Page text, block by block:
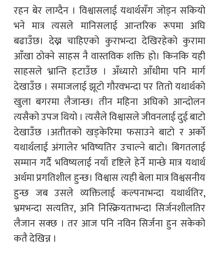
रहन बेर लाग्दैन । विश्वासलाई यथार्थसँग जोड्न सकियो
भने मात्र त्यसले मानिसलाई आन्तरिक रूपमा अघि
बढाउँछ। देख्न चाहिएको कुराभन्दा देखिरहेको कुरामा
आँखा ठोक्ने साहस नै वास्तविक शक्ति हो। किनकि यही
साहसले भ्रान्ति हटाउँछ । अँध्यारो आँधीमा पनि मार्ग
देखाउँछ । समाजलाई झूटो गौरवभन्दा पर तितो यथार्थको
खुला बगरमा लैजान्छ। तीन महिना अघिको आन्दोलन
त्यसैको उपज थियो । त्यसैले विश्वासले जीवनलाई दुई बाटो
देखाउँछ ।अतीतको खड्केरिमा फसाउने बाटो र अर्को
यथार्थलाई अंगालेर भविष्यतिर उचाल्ने बाटो। बिगतलाई
सम्मान गर्दै भविष्यलाई नयाँ दृष्टिले हेर्ने मान्छे मात्र यथार्थ
अर्थमा प्रगतिशील हुन्छ। विश्वास त्यही बेला मात्र विश्वसनीय
हुन्छ जब उसले व्यक्तिलाई कल्पनाभन्दा यथार्थतिर,
भ्रमभन्दा सत्यतिर, अनि निस्क्रियताभन्दा सिर्जनशीलतिर
लैजान सक्छ । तर आज पनि नविन सिर्जना हुन सकेको
कतै देखिन्न ।